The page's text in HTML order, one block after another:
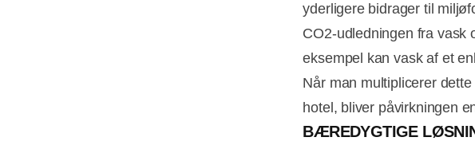
yderligere bidrager til
CO2-udledningen fra vask
eksempel kan vask af et
Når man multiplicerer
hotel, bliver påvirkningen
BÆREDYGTIGE